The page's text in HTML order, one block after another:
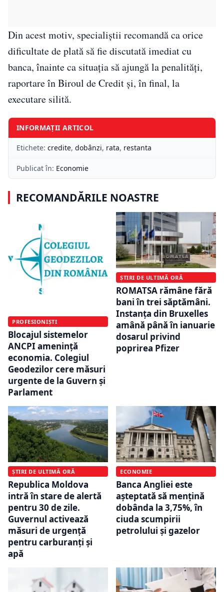
Din acest motiv, specialiștii recomandă ca orice
dificultate de plată să fie discutată imediat cu
banca, înainte ca situația să ajungă la penalități,
raportare în Biroul de Credit și, în final, la
executare silită.
INFORMAȚII ARTICOL
Etichete: credite, dobânzi, rata, restanta
Publicat în: Economie
RECOMANDĂRILE NOASTRE
PROFESIONIȘTI
Blocajul sistemelor
ANCPI amenință
economia. Colegiul
Geodezilor cere măsuri
urgente de la Guvern și
Parlament
ȘTIRI DE ULTIMĂ ORĂ
ROMATSA rămâne fără
bani în trei săptămâni.
Instanța din Bruxelles
amână până în ianuarie
dosarul privind
poprirea Pfizer
ȘTIRI DE ULTIMĂ ORĂ
Republica Moldova
intră în stare de alertă
pentru 30 de zile.
Guvernul activează
măsuri de urgență
pentru carburanți și
apă
ECONOMIE
Banca Angliei este
așteptată să mențină
dobânda la 3,75%, în
ciuda scumpirii
petrolului și gazelor